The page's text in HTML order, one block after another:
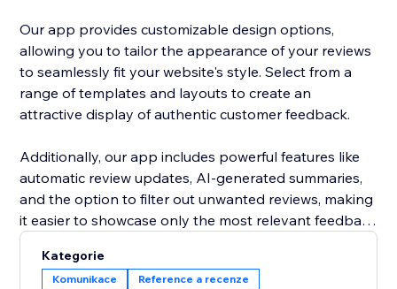
Our app provides customizable design options,
allowing you to tailor the appearance of your reviews
to seamlessly fit your website's style. Select from a
range of templates and layouts to create an
attractive display of authentic customer feedback.
Additionally, our app includes powerful features like
automatic review updates, AI-generated summaries,
and the option to filter out unwanted reviews, making
it easier to showcase only the most relevant feedback
Kategorie
Komunikace Reference a recenze